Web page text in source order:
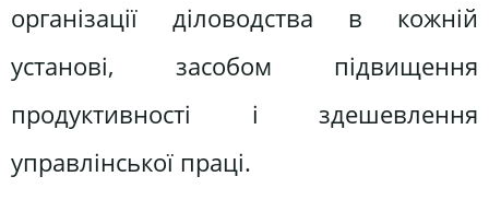
організації діловодства в кожній
установі, засобом підвищення
продуктивності і здешевлення
управлінської праці.